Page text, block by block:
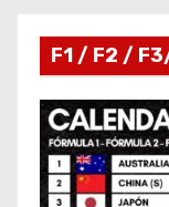
F1 / F2 /